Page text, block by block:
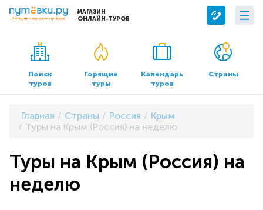
МАГАЗИН
ОНЛАЙН-ТУРОВ
Сервисы
Бронирование отелей
Трансфер
О компании
О нас
Контакты
Документы и реквизиты
Поиск
туров
Горящие
туры
Календарь
туров
Страны
Главная Страны Россия
Крым
Туры на Крым (Россия) на неделю
Туры на Крым (Россия) на
неделю